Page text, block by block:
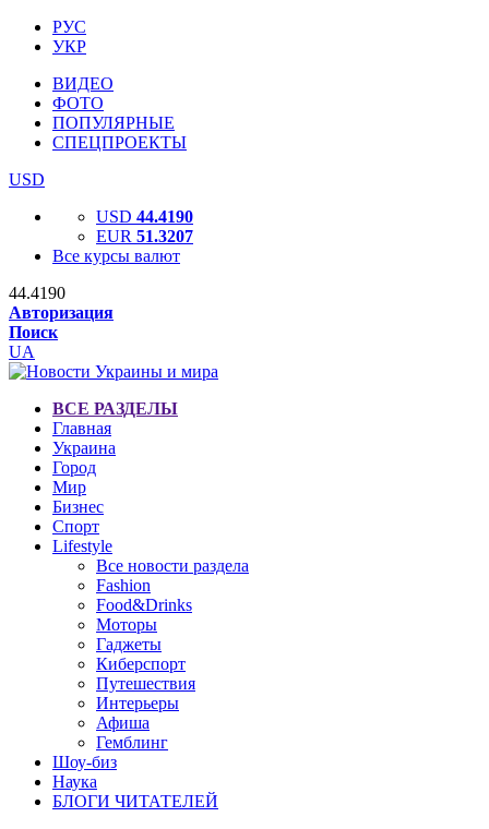
РУС
УКР
ВИДЕО
ФОТО
ПОПУЛЯРНЫЕ
СПЕЦПРОЕКТЫ
USD
USD 44.4190
EUR 51.3207
Все курсы валют
44.4190
Авторизация
Поиск
UA
ВСЕ РАЗДЕЛЫ
Главная
Украина
Город
Мир
Бизнес
Спорт
Lifestyle
Все новости раздела
Fashion
Food&Drinks
Моторы
Гаджеты
Киберспорт
Путешествия
Интерьеры
Афиша
Гемблинг
Шоу-биз
Наука
БЛОГИ ЧИТАТЕЛЕЙ